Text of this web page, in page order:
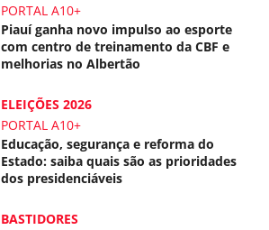
PORTAL A10+
Piauí ganha novo impulso ao esporte
com centro de treinamento da CBF e
melhorias no Albertão
ELEIÇÕES 2026
PORTAL A10+
Educação, segurança e reforma do
Estado: saiba quais são as prioridades
dos presidenciáveis
BASTIDORES